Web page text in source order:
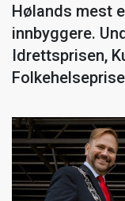
Hølands mest
innbyggere.
Idrettsprisen,